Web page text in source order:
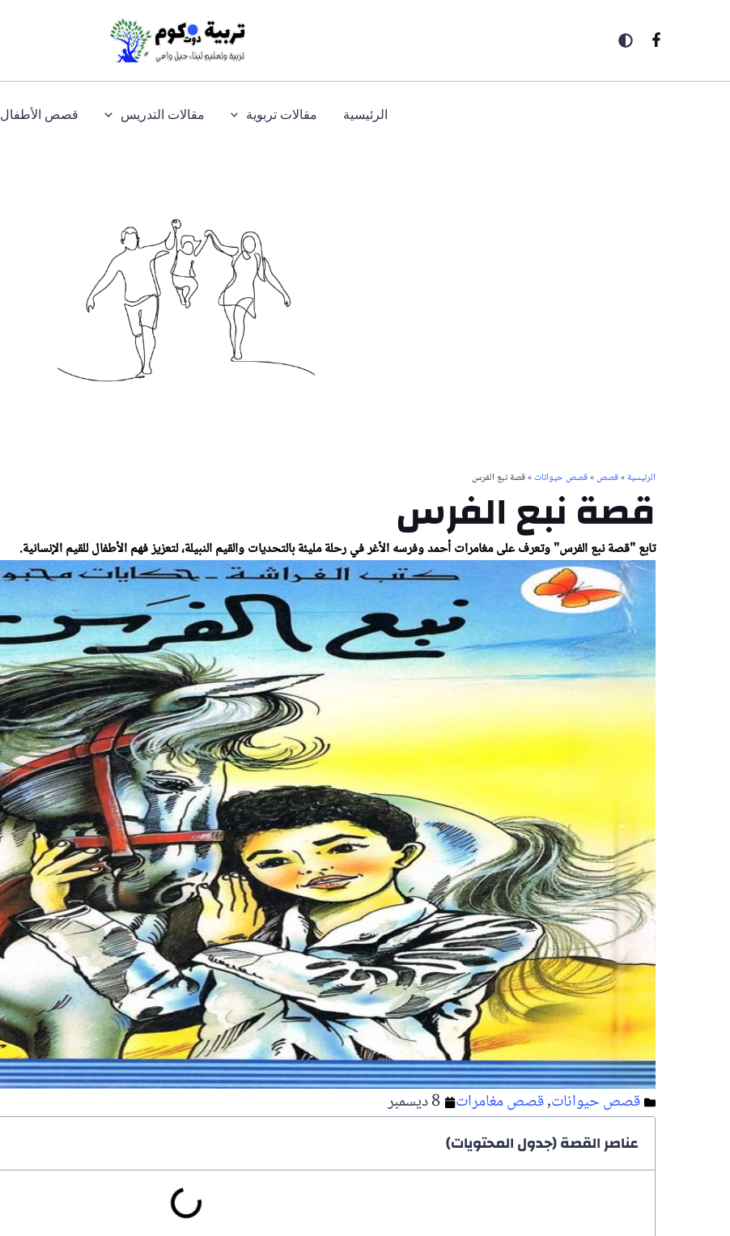
الرئيسية مقالات تربوية مقالات التدريس قصص الأطفال
الرئيسية»قصص»قصص حيوانات» قصة نبع الفرس
قصة نبع الفرس
تابع "قصة نبع الفرس" وتعرف على مغامرات أحمد وفرسه الأغر في رحلة مليئة بالتحديات والقيم النبيلة، لتعزيز فهم الأطفال للقيم الإنسانية.
قصص حيوانات,قصص مغامرات 8 ديسمبر
عناصر القصة (جدول المحتويات)